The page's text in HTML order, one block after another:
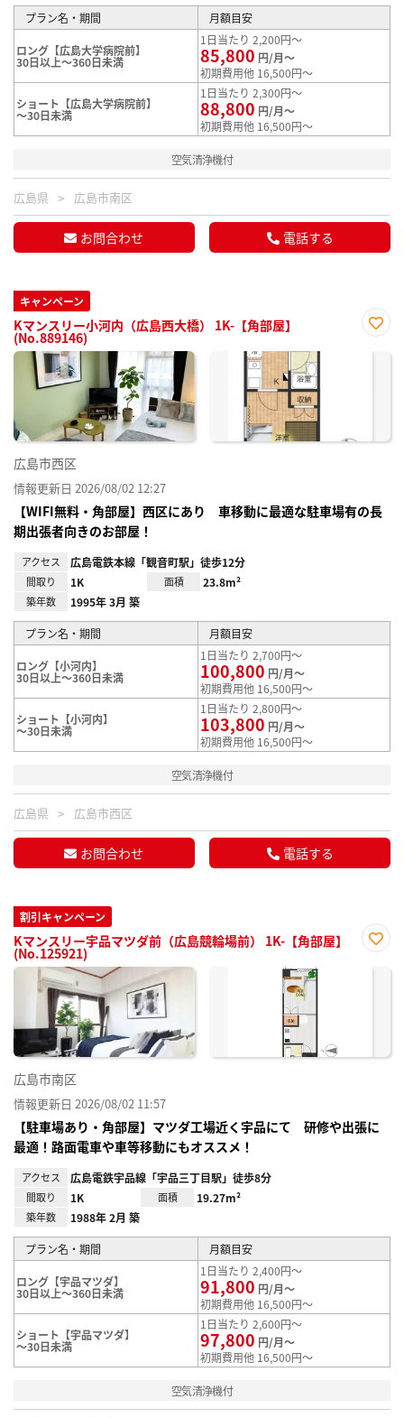
プラン名・期間 月額目安
ロング【広島大学病院前】
30日以上～360日未満
1日当たり 2,200円～
85,800 円/月～
初期費用他 16,500円～
ショート【広島大学病院前】
～30日未満
1日当たり 2,300円～
88,800 円/月～
初期費用他 16,500円～
空気清浄機付
広島県 広島市南区
お問合わせ 電話する
キャンペーン
Kマンスリー小河内（広島西大橋） 1K-【角部屋】
(No.889146)
に入
広島市西区
情報更新日 2026/08/02 12:27
【WIFI無料・角部屋】西区にあり 車移動に最適な駐車場有の長
期出張者向きのお部屋！
アクセス 広島電鉄本線「観音町駅」徒歩12分
間取り 1K 面積 23.8m²
築年数 1995年 3月 築
プラン名・期間 月額目安
ロング【小河内】
30日以上～360日未満
1日当たり 2,700円～
100,800 円/月～
初期費用他 16,500円～
ショート【小河内】
～30日未満
1日当たり 2,800円～
103,800 円/月～
初期費用他 16,500円～
空気清浄機付
広島県 広島市西区
お問合わせ 電話する
割引キャンペーン
Kマンスリー宇品マツダ前（広島競輪場前） 1K-【角部屋】
(No.125921)
に入
広島市南区
情報更新日 2026/08/02 11:57
【駐車場あり・角部屋】マツダ工場近く宇品にて 研修や出張に
最適！路面電車や車等移動にもオススメ！
アクセス 広島電鉄宇品線「宇品三丁目駅」徒歩8分
間取り 1K 面積 19.27m²
築年数 1988年 2月 築
プラン名・期間 月額目安
ロング【宇品マツダ】
30日以上～360日未満
1日当たり 2,400円～
91,800 円/月～
初期費用他 16,500円～
ショート【宇品マツダ】
～30日未満
1日当たり 2,600円～
97,800 円/月～
初期費用他 16,500円～
空気清浄機付